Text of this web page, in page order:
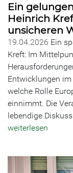
Ein
Heinrich
unsicheren
19.04.2026 Ein
Kreft: Im
Entwicklungen
welche Rolle
einnimmt. Die
lebendige
weiterlesen